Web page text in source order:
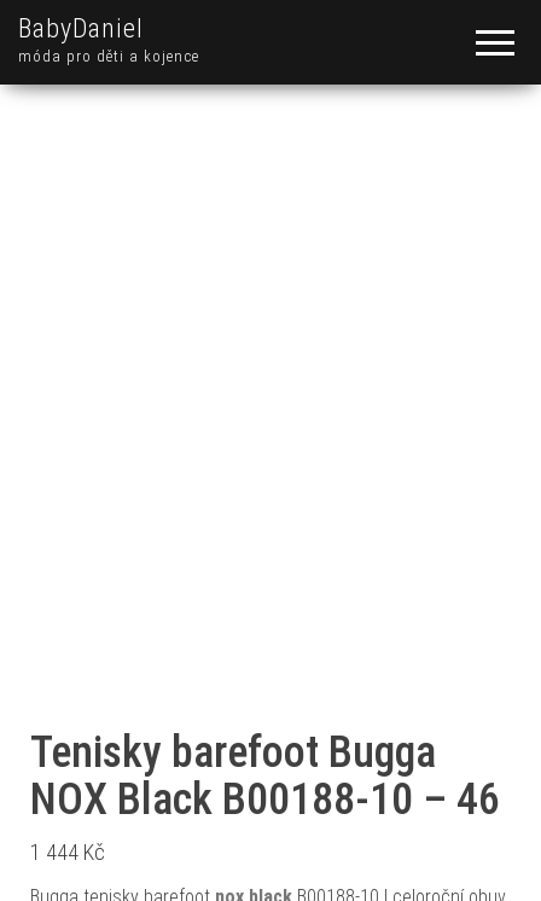
BabyDaniel
móda pro děti a kojence
Tenisky barefoot Bugga
NOX Black B00188-10 – 46
1 444 Kč
Bugga tenisky barefoot nox black B00188-10 | celoroční obuv